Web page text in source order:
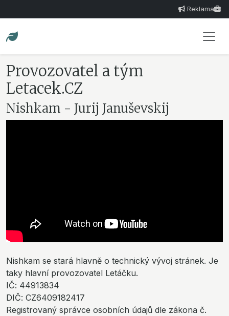
Reklama
Provozovatel a tým
Letacek.CZ
Nishkam - Jurij Januševskij
Nishkam se stará hlavně o technický vývoj stránek. Je
taky hlavní provozovatel Letáčku.
IČ: 44913834
DIČ: CZ6409182417
Registrovaný správce osobních údajů dle zákona č.